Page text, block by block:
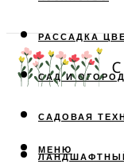
РАССАДКА
САД И ОГОРОД
САДОВАЯ
МЕНЮ